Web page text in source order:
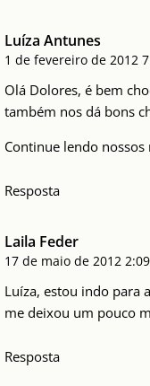
Luíza Antunes
1 de fevereiro de 2012
Olá Dolores, é bem
também nos dá bons
Continue lendo nossos
Resposta
Laila Feder
17 de maio de 2012 2:09
Luíza, estou indo para
me deixou um pouco
Resposta